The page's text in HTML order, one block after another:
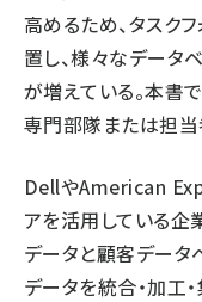
高めるため、タスク
置し、様々なデータ
が増えている。本書
専門部隊または担当
DellやAmerican
アを活用している企
データと顧客データ
データを統合・加工